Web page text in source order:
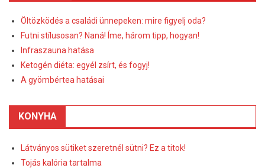
Öltözködés a családi ünnepeken: mire figyelj oda?
Futni stílusosan? Naná! Íme, három tipp, hogyan!
Infraszauna hatása
Ketogén diéta: egyél zsírt, és fogyj!
A gyömbértea hatásai
KONYHA
Látványos sütiket szeretnél sütni? Ez a titok!
Tojás kalória tartalma